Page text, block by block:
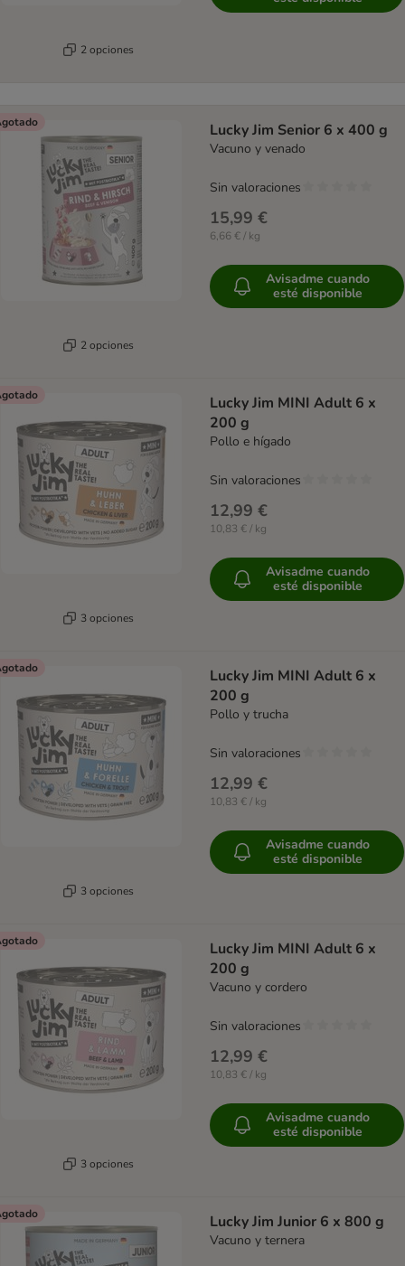
2 opciones
2 opciones
Lucky Jim Senior 6 x 400 g
Vacuno y venado
15,99 €
6,66 € / kg
Sin valoraciones
Avisadme cuando
esté disponible
3 opciones
Lucky Jim MINI Adult 6 x
200 g
Pollo e hígado
12,99 €
10,83 € / kg
Sin valoraciones
Avisadme cuando
esté disponible
3 opciones
Lucky Jim MINI Adult 6 x
200 g
Pollo y trucha
12,99 €
10,83 € / kg
Sin valoraciones
Avisadme cuando
esté disponible
3 opciones
Lucky Jim MINI Adult 6 x
200 g
Vacuno y cordero
12,99 €
10,83 € / kg
Sin valoraciones
Avisadme cuando
esté disponible
Lucky Jim Junior 6 x 800 g
Vacuno y ternera